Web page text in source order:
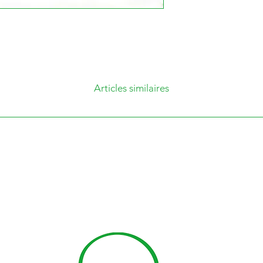
confirmation
Articles similaires